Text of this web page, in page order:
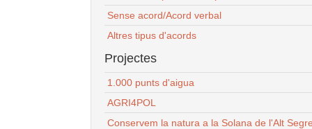
Sense acord/Acord verbal
Altres tipus d'acords
Projectes
1.000 punts d'aigua
AGRI4POL
Conservem la natura a la Solana de l'Alt